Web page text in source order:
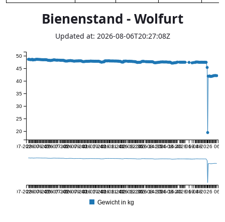
Bienenstand - Wolfurt
Updated at: 2026-08-06T20:27:08Z
27-07-2026 06:47
28-07-2026 07:45
29-07-2026 09:43
30-07-2026 10:43
31-07-2026 11:41
01-08-2026 12:36
02-08-2026 14:35
03-08-2026 16:4004-08-2026 19:48
06-08-2026
20
25
30
35
40
45
50
27-07-2026 06:47
28-07-2026 07:45
29-07-2026 09:43
30-07-2026 10:43
31-07-2026 11:41
01-08-2026 12:36
02-08-2026 14:35
03-08-2026 16:4004-08-2026 19:48
06-08-2026
Gewicht in kg